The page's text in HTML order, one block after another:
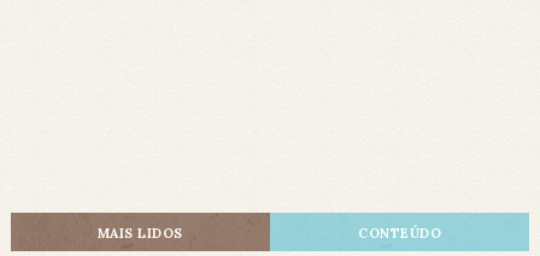
MAIS LIDOS CONTEÚDO